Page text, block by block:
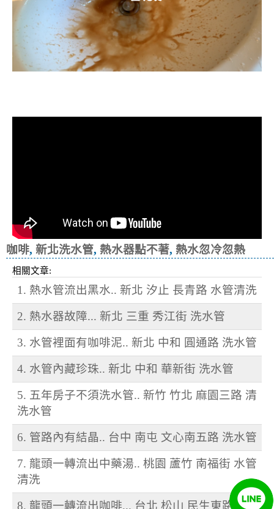
咖啡, 新北洗水管, 熱水器點不著, 熱水忽冷忽熱
相關文章:
1. 熱水管流出黑水.. 新北 汐止 長青路 水管清洗
2. 熱水器故障... 新北 三重 秀江街 洗水管
3. 水管裡面有咖啡泥.. 新北 中和 圓通路 洗水管
4. 水管內藏珍珠.. 新北 中和 華新街 洗水管
5. 五年房子不須洗水管.. 新竹 竹北 麻園三路 清
洗水管
6. 管路內有結晶.. 台中 南屯 文心南五路 洗水管
7. 龍頭一轉流出中藥湯.. 桃園 蘆竹 南福街 水管
清洗
8. 龍頭一轉流出咖啡... 台北 松山 民生東路 清